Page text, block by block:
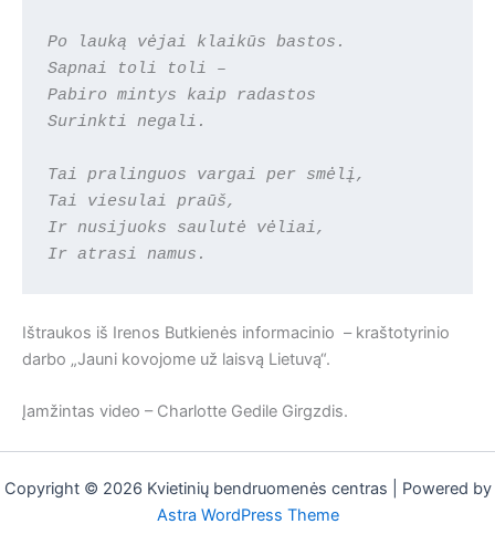
Po lauką vėjai klaikūs bastos.
Sapnai toli toli –
Pabiro mintys kaip radastos
Surinkti negali.
Tai pralinguos vargai per smėlį,
Tai viesulai praūš,
Ir nusijuoks saulutė vėliai,
Ir atrasi namus.
Ištraukos iš Irenos Butkienės informacinio – kraštotyrinio
darbo „Jauni kovojome už laisvą Lietuvą“.
Įamžintas video – Charlotte Gedile Girgzdis.
Copyright © 2026 Kvietinių bendruomenės centras | Powered by
Astra WordPress Theme